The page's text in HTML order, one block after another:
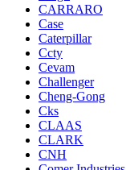
CARRARO
Case
Caterpillar
Ccty
Cevam
Challenger
Cheng-Gong
Cks
CLAAS
CLARK
CNH